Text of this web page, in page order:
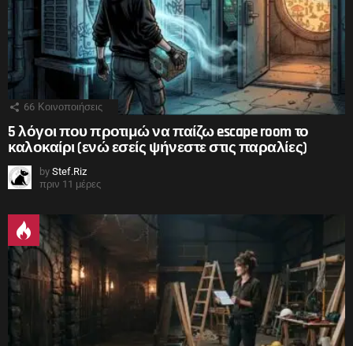
66 Κοινοποιήσεις
5 λόγοι που προτιμώ να παίζω escape room το
καλοκαίρι (ενώ εσείς ψήνεστε στις παραλίες)
by Stef.Riz
πριν 11 μέρες